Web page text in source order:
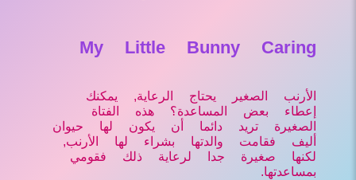
My Little Bunny Caring
الأرنب الصغير يحتاج الرعاية, يمكنك
إعطاء بعض المساعدة؟ هذه الفتاة
الصغيرة تريد دائما أن يكون لها حيوان
أليف فقامت والدتها بشراء لها الأرنب,
لكنها صغيرة جدا لرعاية ذلك فقومي
بمساعدتها.